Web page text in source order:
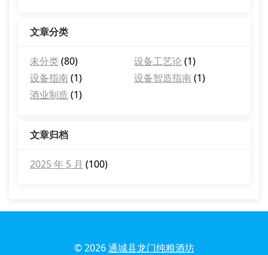
文章分类
未分类(80) 设备工艺论 (1)
设备指南(1) 设备智造指南(1)
酒业制造 (1)
文章归档
2025 年 5 月 (100)
© 2026通城县龙门纯粮酒坊